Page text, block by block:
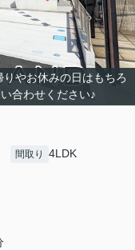
りやお休みの日はもちろ
合わせください♪
間取り 4LDK